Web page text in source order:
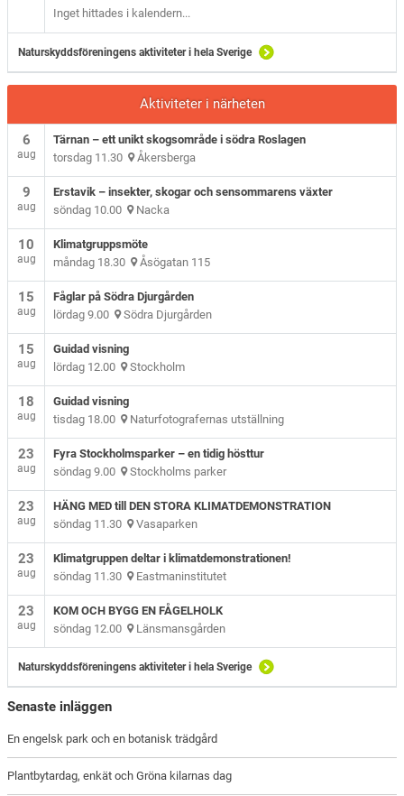
Inget hittades i kalendern...
Naturskyddsföreningens aktiviteter i hela Sverige
Aktiviteter i närheten
6
aug
Tärnan – ett unikt skogsområde i södra Roslagen
torsdag 11.30 Åkersberga
9
aug
Erstavik – insekter, skogar och sensommarens växter
söndag 10.00 Nacka
10
aug
Klimatgruppsmöte
måndag 18.30 Åsögatan 115
15
aug
Fåglar på Södra Djurgården
lördag 9.00 Södra Djurgården
15
aug
Guidad visning
lördag 12.00 Stockholm
18
aug
Guidad visning
tisdag 18.00 Naturfotografernas utställning
23
aug
Fyra Stockholmsparker – en tidig hösttur
söndag 9.00 Stockholms parker
23
aug
HÄNG MED till DEN STORA KLIMATDEMONSTRATION
söndag 11.30 Vasaparken
23
aug
Klimatgruppen deltar i klimatdemonstrationen!
söndag 11.30 Eastmaninstitutet
23
aug
KOM OCH BYGG EN FÅGELHOLK
söndag 12.00 Länsmansgården
Naturskyddsföreningens aktiviteter i hela Sverige
Senaste inläggen
En engelsk park och en botanisk trädgård
Plantbytardag, enkät och Gröna kilarnas dag